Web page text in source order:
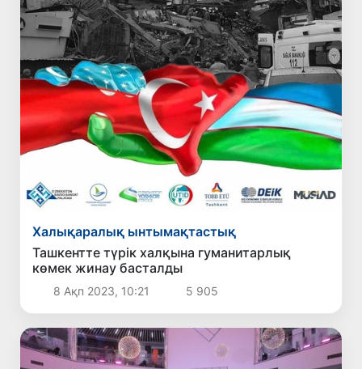
Халықаралық ынтымақтастық
Ташкентте түрік халқына гуманитарлық
көмек жинау басталды
8 Ақп 2023, 10:21 5 905